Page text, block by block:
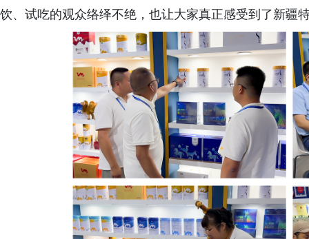
饮、试吃的观众络绎不绝，也让大家真正感受到了新疆